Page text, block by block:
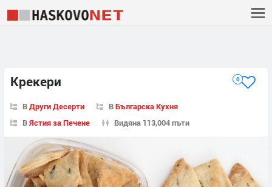
Крекери 0
ВДруги Десерти ВБългарска Кухня
ВЯстия за Печене Видяна 113,004 пъти